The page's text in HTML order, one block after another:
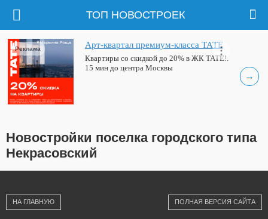
ТОП НОВОСТРОЕК
→
Арт-квартал премиум-класса ТАТЕ
Квартиры со скидкой до 20% в ЖК ТАТЕ!.
15 мин до центра Москвы
Реклама
Новостройки поселка городского типа
Некрасовский
НА ГЛАВНУЮ ПОЛНАЯ ВЕРСИЯ САЙТА